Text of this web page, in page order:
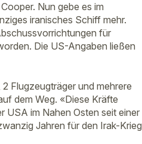
Nun gebe es im
iranisches Schiff mehr.
für
Die US-Angaben ließen
Flugzeugträger und mehrere
dem Weg. «Diese Kräfte
USA im Nahen Osten seit einer
Jahren für den Irak-Krieg